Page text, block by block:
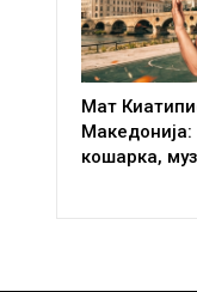
Мат
кошарка,